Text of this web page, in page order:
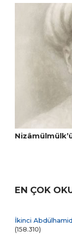
EN ÇOK
İkinci
(158.310)